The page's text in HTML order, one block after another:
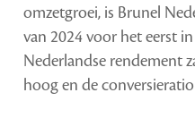
omzetgroei, is Brunel
van 2024 voor het eerst
Nederlandse rendement
hoog en de